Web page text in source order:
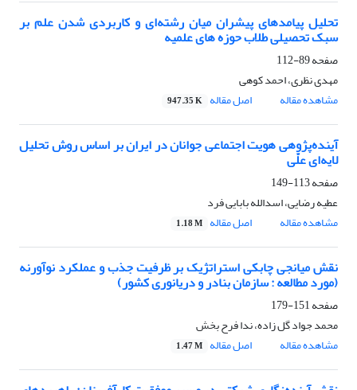
تحلیل پیامدهای پیشران میان رشته‌ای و کاربردی شدن علم بر
سبک تحصیلی طلاب حوزه های علمیه
صفحه89-112
مهدی نظری، احمد کوهی
مشاهده مقاله
اصل مقاله 947.35 K
آینده‌پژوهی هویت اجتماعی جوانان در ایران بر اساس روش تحلیل
لایه‌ای علّی
صفحه113-149
عطیه رضایی، اسدالله بابایی فرد
مشاهده مقاله
اصل مقاله 1.18 M
نقش میانجی چابکی استراتژیک بر ظرفیت جذب و عملکرد نوآورنه
(مورد مطالعه : سازمان بنادر و دریانوری کشور)
صفحه151-179
محمد جواد گل زاده، ندا فرح بخش
مشاهده مقاله
اصل مقاله 1.47 M